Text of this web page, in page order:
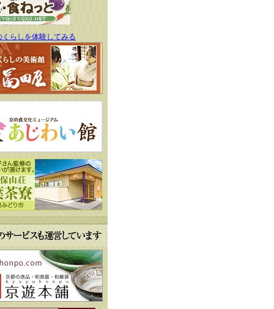
くらしを体験してみる